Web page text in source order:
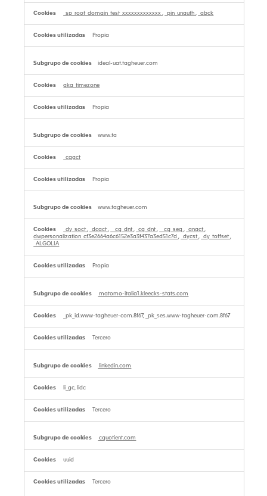
_sp_root_domain_test_xxxxxxxxxxxxx, _pin_unauth, _abck
Propia
ideal-uat.tagheuer.com
aka_timezone
Propia
www.ta
_cqact
Propia
www.tagheuer.com
_dy_soct, _dcact, __cq_dnt, _cq_dnt, __cq_seg, _anact,
dwpersonalization_cf3e2664a6c6152e3a3f437a3ed51c7d, _dycst, _dy_toffset,
_ALGOLIA
Propia
matomo-italia1.kleecks-stats.com
_pk_id.www-tagheuer-com.8f67, _pk_ses.www-tagheuer-com.8f67
Tercero
linkedin.com
li_gc, lidc
Tercero
cquotient.com
uuid
Tercero